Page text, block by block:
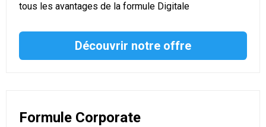
tous les avantages de la formule Digitale
Découvrir notre offre
Formule Corporate